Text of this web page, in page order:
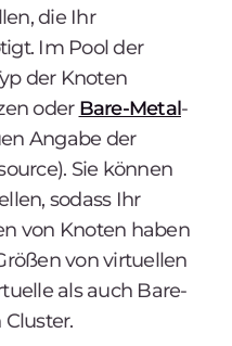
die Ihr
Im Pool der
der Knoten
oder Bare-Metal-
Angabe der
Sie können
sodass Ihr
von Knoten haben
von virtuellen
als auch Bare-